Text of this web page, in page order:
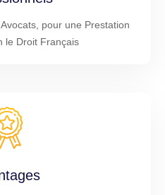
pour une Prestation
le Droit Français